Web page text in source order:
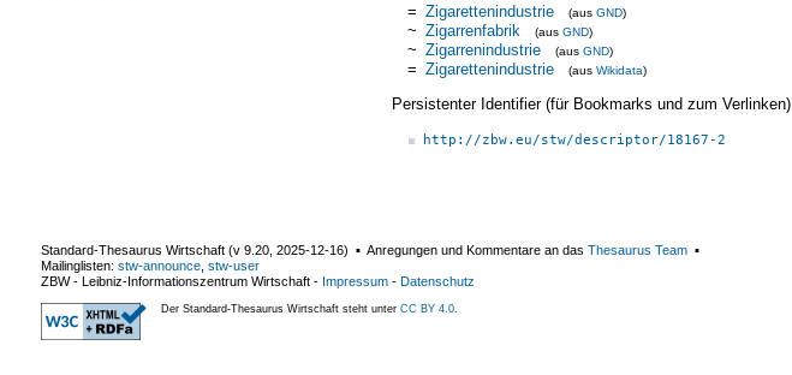
= Zigarettenindustrie (aus GND)
~ Zigarrenfabrik (aus GND)
~ Zigarrenindustrie (aus GND)
= Zigarettenindustrie (aus Wikidata)
Persistenter Identifier (für Bookmarks und zum Verlinken)
http://zbw.eu/stw/descriptor/18167-2
Standard-Thesaurus Wirtschaft (v 9.20 2025-12-16) ▪ Anregungen und Kommentare an das Thesaurus Team ▪
Mailinglisten: stw-announce stw-user
ZBW - Leibniz-Informationszentrum Wirtschaft - Impressum - Datenschutz
Der Standard-Thesaurus Wirtschaft steht unter CC BY 4.0